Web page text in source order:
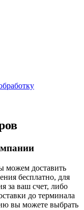
можем доставить
бесплатно, для
за ваш счет, либо
до терминала
вы можете выбрать